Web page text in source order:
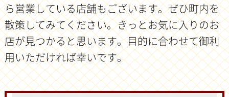
ら営業している店舗もございます。ぜひ町内を
散策してみてください。きっとお気に入りのお
店が見つかると思います。目的に合わせて御利
用いただければ幸いです。